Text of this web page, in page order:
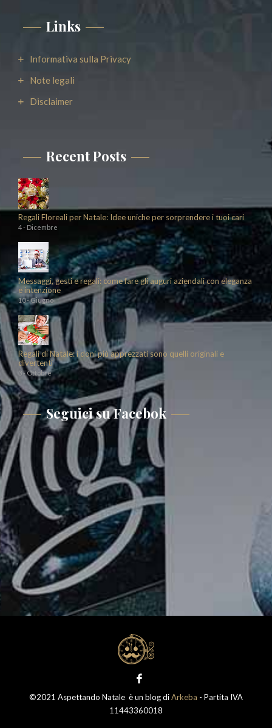
Links
Informativa sulla Privacy
Note legali
Disclaimer
Recent Posts
Regali Floreali per Natale: Idee uniche per sorprendere i tuoi cari
4 - Dicembre
Messaggi, gesti e regali: come fare gli auguri aziendali con eleganza
e intenzione
10 - Giugno
Regali di Natale: i doni più apprezzati sono quelli originali e
divertenti
3 - Ottobre
Seguici su Facebok
©2021 Aspettando Natale è un blog diArkeba - Partita IVA
11443360018